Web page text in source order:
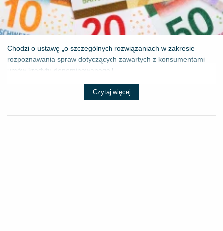
Chodzi o ustawę „o szczególnych rozwiązaniach w zakresie
rozpoznawania spraw dotyczących zawartych z konsumentami
umów kredytu denominowanego l...
Czytaj więcej